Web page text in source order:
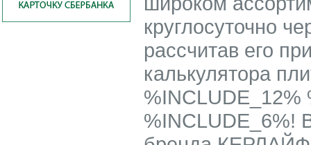
круглосуточно
рассчитав его
калькулятора
%INCLUDE_12%
%INCLUDE_6%!